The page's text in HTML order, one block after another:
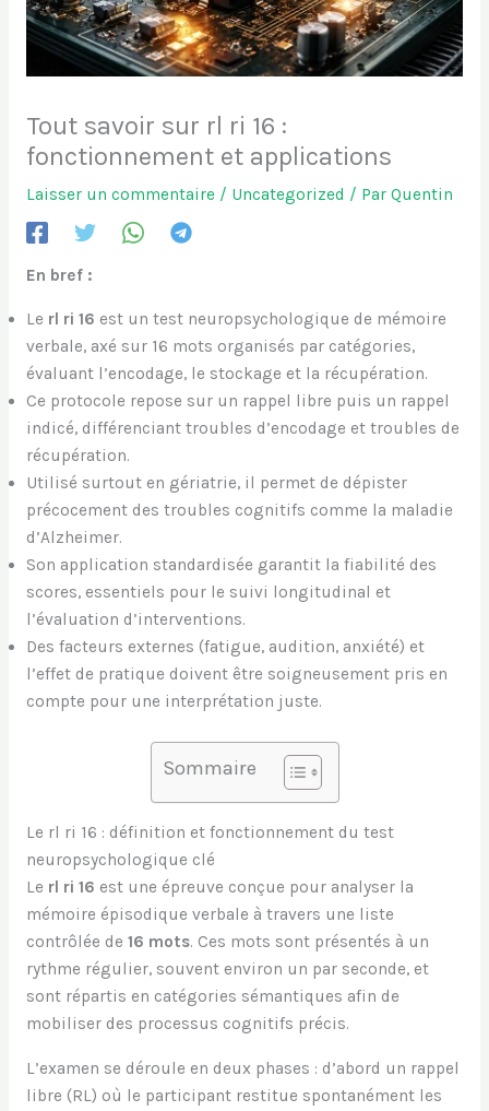
Tout savoir sur rl ri 16 :
fonctionnement et applications
Laisser un commentaire / Uncategorized / Par Quentin
En bref :
Le rl ri 16 est un test neuropsychologique de mémoire
verbale, axé sur 16 mots organisés par catégories,
évaluant l’encodage, le stockage et la récupération.
Ce protocole repose sur un rappel libre puis un rappel
indicé, différenciant troubles d’encodage et troubles de
récupération.
Utilisé surtout en gériatrie, il permet de dépister
précocement des troubles cognitifs comme la maladie
d’Alzheimer.
Son application standardisée garantit la fiabilité des
scores, essentiels pour le suivi longitudinal et
l’évaluation d’interventions.
Des facteurs externes (fatigue, audition, anxiété) et
l’effet de pratique doivent être soigneusement pris en
compte pour une interprétation juste.
Sommaire
Le rl ri 16 : définition et fonctionnement du test
neuropsychologique clé
Le rl ri 16 est une épreuve conçue pour analyser la
mémoire épisodique verbale à travers une liste
contrôlée de 16 mots. Ces mots sont présentés à un
rythme régulier, souvent environ un par seconde, et
sont répartis en catégories sémantiques afin de
mobiliser des processus cognitifs précis.
L’examen se déroule en deux phases : d’abord un rappel
libre (RL) où le participant restitue spontanément les